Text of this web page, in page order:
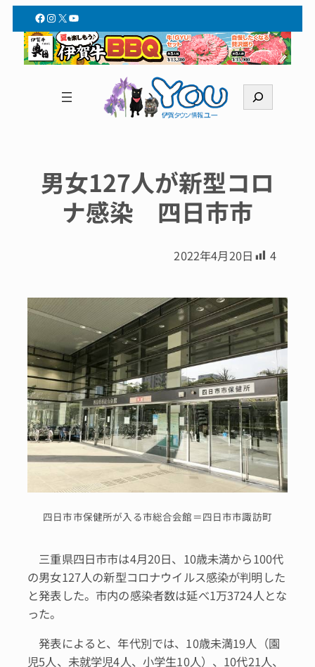
Facebook
Instagram
X YouTube
索
男女127人が新型コロ
ナ感染 四日市市
2022年4月20日 4
四日市市保健所が入る市総合会館＝四日市市諏訪町
三重県四日市市は4月20日、10歳未満から100代
の男女127人の新型コロナウイルス感染が判明した
と発表した。市内の感染者数は延べ1万3724人とな
った。
発表によると、年代別では、10歳未満19人（園
児5人、未就学児4人、小学生10人）、10代21人、